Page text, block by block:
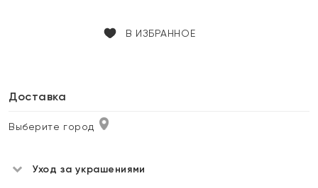
В ИЗБРАННОЕ
Доставка
Выберите город
Уход за украшениями